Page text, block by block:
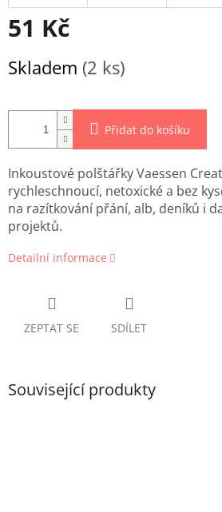
51 Kč
cena:
Skladem (2 ks)
Přidat do košíku
Inkoustové polštářky Vaessen
rychleschnoucí, netoxické a bez
na razítkování přání, alb, deníků i
projektů.
Detailní informace
ZEPTAT SE SDÍLET
Související produkty